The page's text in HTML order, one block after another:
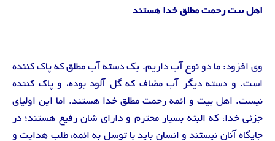
اهل بیت رحمت مطلق خدا هستند
وی افزود: ما دو نوع آب داریم. یک دسته آب مطلق که پاک کننده
است. و دسته دیگر آب مضاف که گل آلود بوده، و پاک کننده
نیست. اهل بیت و ائمه رحمت مطلق خدا هستند. اما این اولیای
جزئی خدا، که البته بسیار محترم و دارای شان رفیع هستند؛ در
جایگاه آنان نیستند و انسان باید با توسل به ائمه، طلب هدایت و